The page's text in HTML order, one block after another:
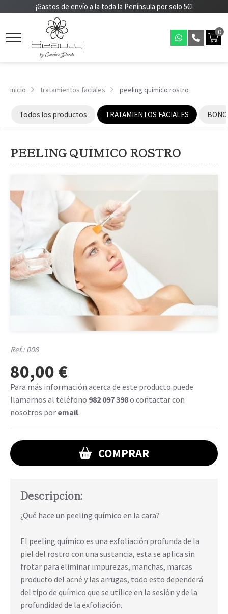
¡Gastos de envío a la toda la Península por solo 5€!
0
inicio tratamientos faciales peeling químico rostro
Todos los productos TRATAMIENTOS FACIALES
PEELING QUÍMICO ROSTRO
Ref.:008
80,00 €
Para más información acerca de este producto puede
llamarnos al teléfono 982 097 398o contactar con
nosotros por email.
COMPRAR
Descripción:
¿Qué hace un peeling químico en la cara?
El peeling químico es una exfoliación profunda de la
piel del rostro con una sustancia, esta se aplica sin
frotar para eliminar impurezas, manchas, marcas
producto del acné y las arrugas, todo esto dependerá
del tipo de químico que se utilice en la sesión y de la
profundidad de la exfoliación.